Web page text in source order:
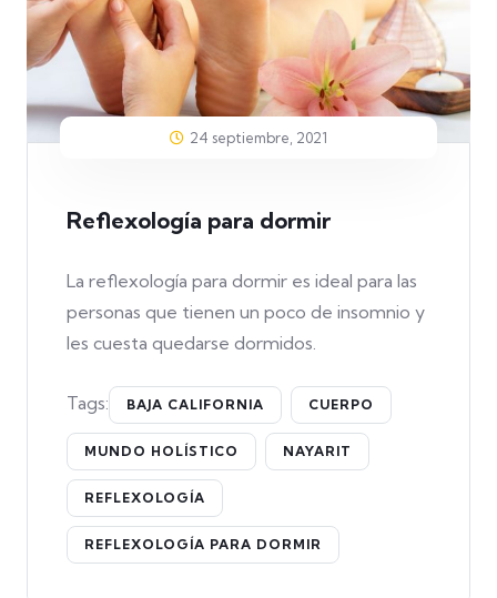
24 septiembre, 2021
Reflexología para dormir
La reflexología para dormir es ideal para las
personas que tienen un poco de insomnio y
les cuesta quedarse dormidos.
Tags: BAJA CALIFORNIA CUERPO
MUNDO HOLÍSTICO NAYARIT
REFLEXOLOGÍA
REFLEXOLOGÍA PARA DORMIR